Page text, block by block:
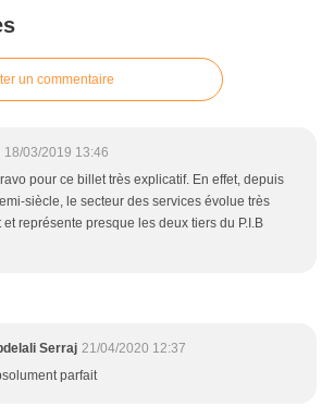
un commentaire
18/03/2019 13:46
pour ce billet très explicatif. En effet, depuis
siècle, le secteur des services évolue très
représente presque les deux tiers du P.I.B
Serraj 21/04/2020 12:37
parfait